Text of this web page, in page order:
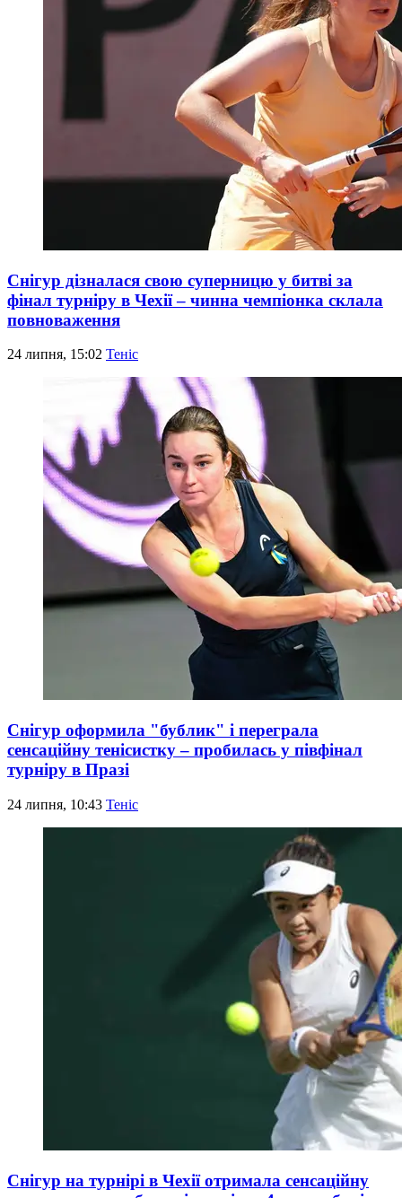
Снігур дізналася свою суперницю у битві за
фінал турніру в Чехії – чинна чемпіонка склала
повноваження
24 липня, 15:02 Теніс
Снігур оформила "бублик" і переграла
сенсаційну тенісистку – пробилась у півфінал
турніру в Празі
24 липня, 10:43 Теніс
Снігур на турнірі в Чехії отримала сенсаційну